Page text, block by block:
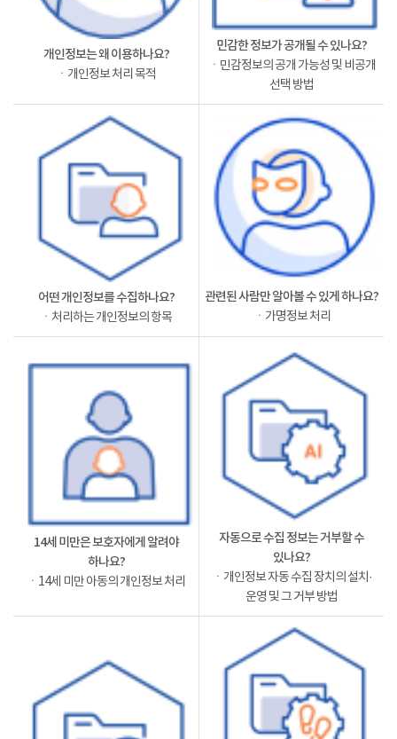
개인정보는 왜 이용하나요?
ㆍ개인정보 처리 목적
민감한 정보가 공개될 수 있나요?
ㆍ민감정보의 공개 가능성 및 비공개
선택 방법
어떤 개인정보를 수집하나요?
ㆍ처리하는 개인정보의 항목
관련된 사람만 알아볼 수 있게 하나요?
ㆍ가명정보 처리
14세 미만은 보호자에게 알려야
하나요?
ㆍ14세 미만 아동의 개인정보 처리
자동으로 수집 정보는 거부할 수
있나요?
ㆍ개인정보 자동 수집 장치의 설치·
운영 및 그 거부 방법